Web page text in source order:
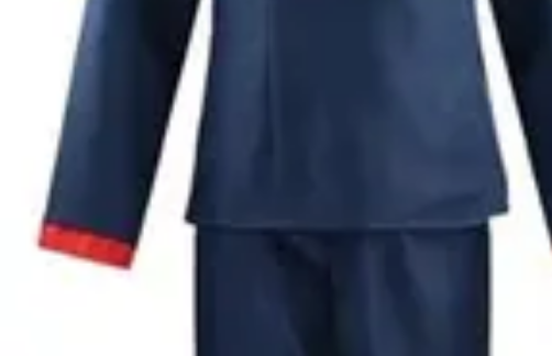
Disfraces Halloween
Listas y Consejos
Guías y Tutoriales Disfraces Clásicos
Disfraces Halloween